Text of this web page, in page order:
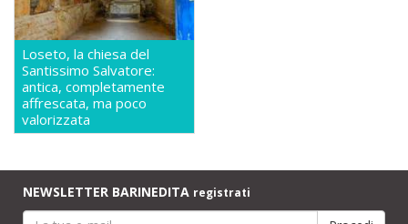
Loseto, la chiesa del
Santissimo Salvatore:
antica, completamente
affrescata, ma poco
valorizzata
NEWSLETTER BARINEDITA registrati